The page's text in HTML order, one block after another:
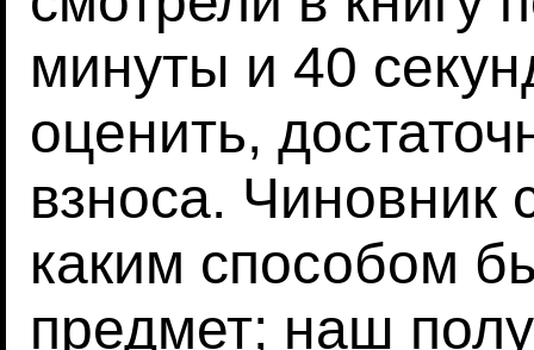
минуты и 40
оценить,
взноса. Чиновник
каким способом
предмет; наш